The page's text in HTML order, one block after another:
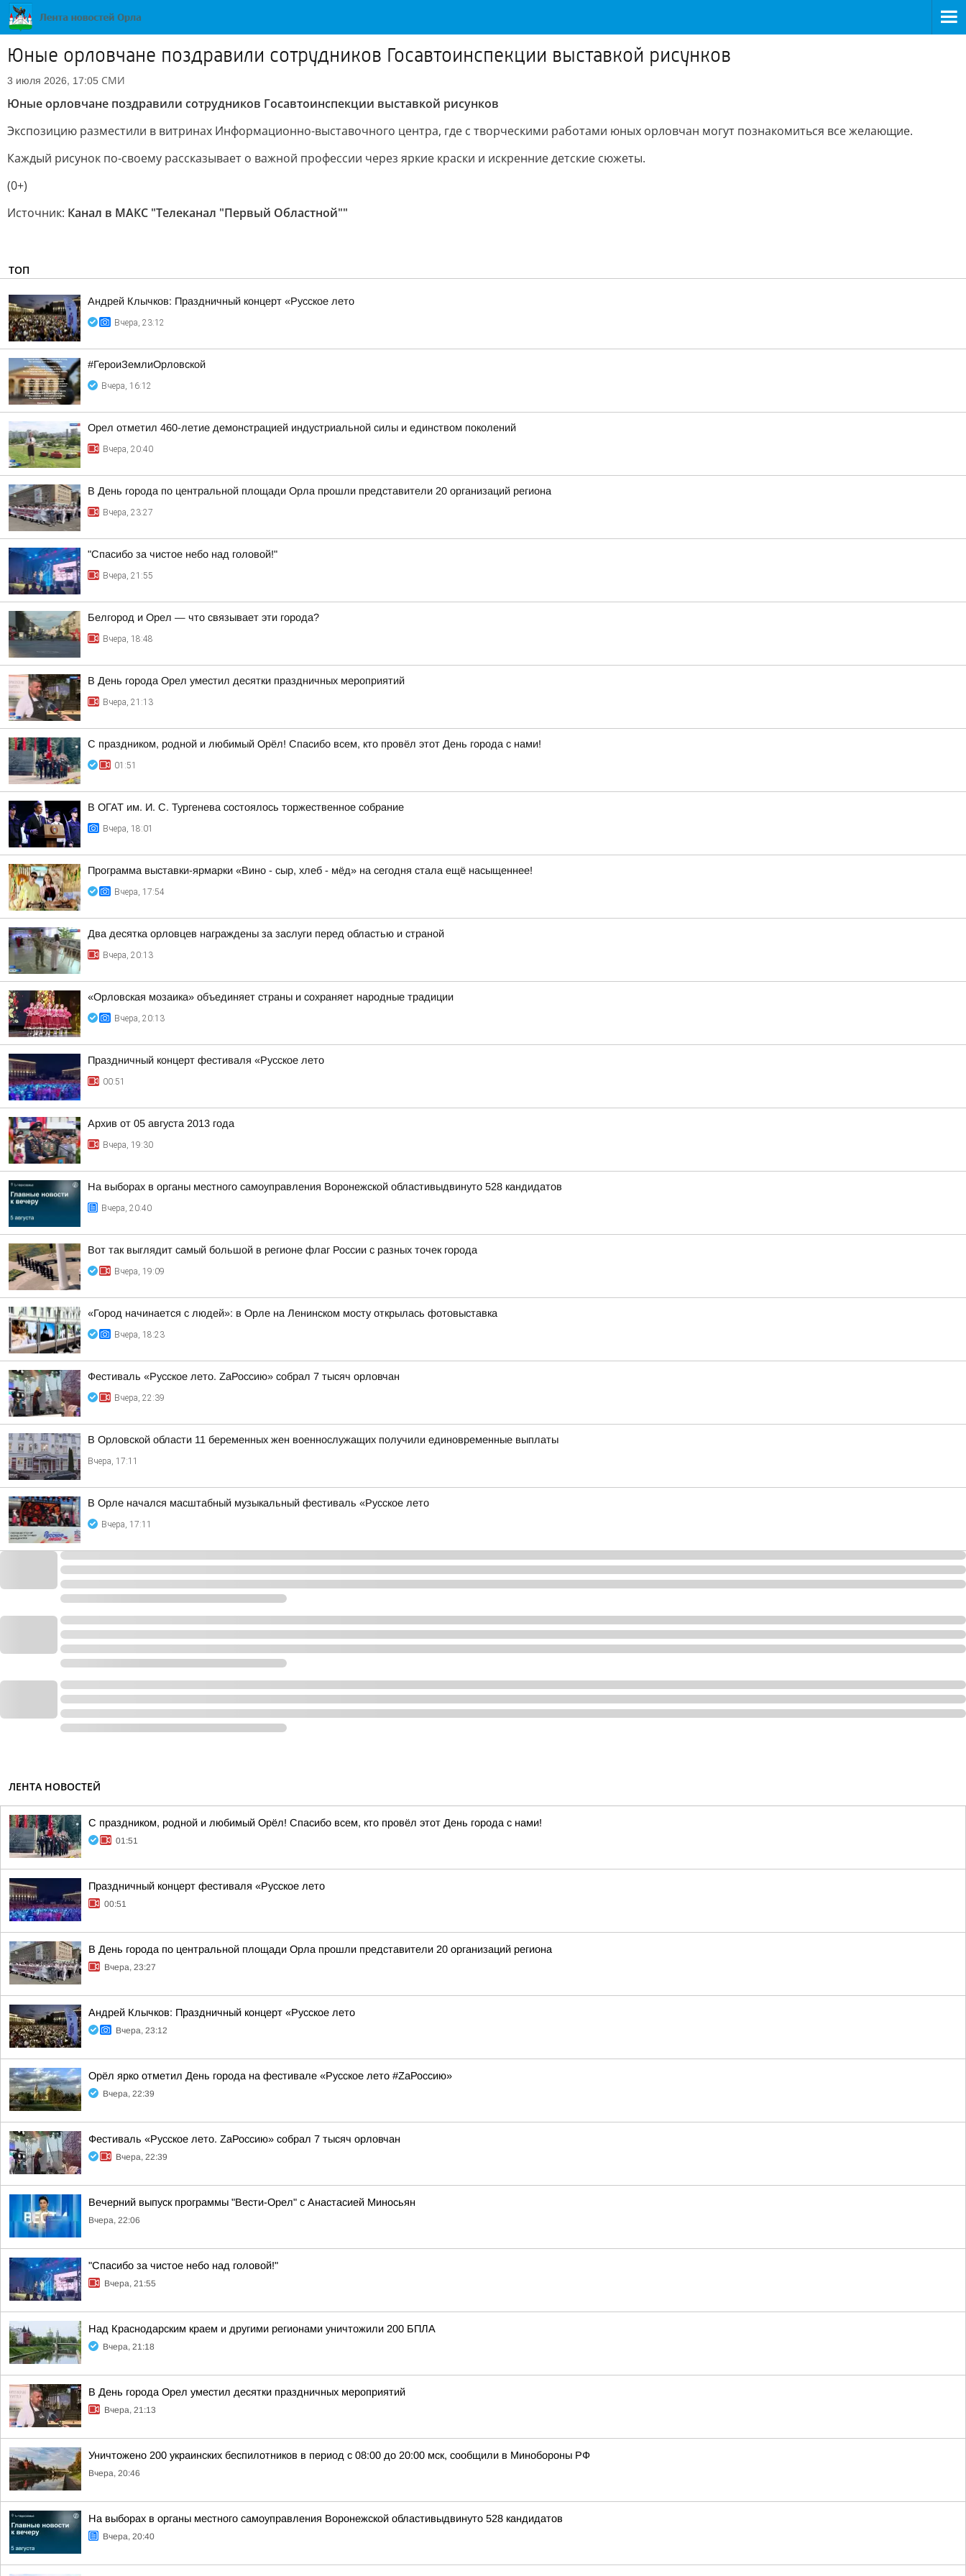
Юные орловчане поздравили сотрудников Госавтоинспекции выставкой рисунков
3 июля 2026, 17:05 СМИ
Юные орловчане поздравили сотрудников Госавтоинспекции выставкой рисунков
Экспозицию разместили в витринах Информационно-выставочного центра, где с творческими работами юных орловчан могут познакомиться все желающие.
Каждый рисунок по-своему рассказывает о важной профессии через яркие краски и искренние детские сюжеты.
(0+)
Источник: Канал в МАКС "Телеканал "Первый Областной""
ТОП
Андрей Клычков: Праздничный концерт «Русское лето
Вчера, 23:12
#ГероиЗемлиОрловской
Вчера, 16:12
Орел отметил 460-летие демонстрацией индустриальной силы и единством поколений
Вчера, 20:40
В День города по центральной площади Орла прошли представители 20 организаций региона
Вчера, 23:27
"Спасибо за чистое небо над головой!"
Вчера, 21:55
Белгород и Орел — что связывает эти города?
Вчера, 18:48
В День города Орел уместил десятки праздничных мероприятий
Вчера, 21:13
С праздником, родной и любимый Орёл! Спасибо всем, кто провёл этот День города с нами!
01:51
В ОГАТ им. И. С. Тургенева состоялось торжественное собрание
Вчера, 18:01
Программа выставки-ярмарки «Вино - сыр, хлеб - мёд» на сегодня стала ещё насыщеннее!
Вчера, 17:54
Два десятка орловцев награждены за заслуги перед областью и страной
Вчера, 20:13
«Орловская мозаика» объединяет страны и сохраняет народные традиции
Вчера, 20:13
Праздничный концерт фестиваля «Русское лето
00:51
Архив от 05 августа 2013 года
Вчера, 19:30
На выборах в органы местного самоуправления Воронежской областивыдвинуто 528 кандидатов
Вчера, 20:40
Вот так выглядит самый большой в регионе флаг России с разных точек города
Вчера, 19:09
«Город начинается с людей»: в Орле на Ленинском мосту открылась фотовыставка
Вчера, 18:23
Фестиваль «Русское лето. ZаРоссию» собрал 7 тысяч орловчан
Вчера, 22:39
В Орловской области 11 беременных жен военнослужащих получили единовременные выплаты
Вчера, 17:11
В Орле начался масштабный музыкальный фестиваль «Русское лето
Вчера, 17:11
ЛЕНТА НОВОСТЕЙ
С праздником, родной и любимый Орёл! Спасибо всем, кто провёл этот День города с нами!
01:51
Праздничный концерт фестиваля «Русское лето
00:51
В День города по центральной площади Орла прошли представители 20 организаций региона
Вчера, 23:27
Андрей Клычков: Праздничный концерт «Русское лето
Вчера, 23:12
Орёл ярко отметил День города на фестивале «Русское лето #ZaРоссию»
Вчера, 22:39
Фестиваль «Русское лето. ZаРоссию» собрал 7 тысяч орловчан
Вчера, 22:39
Вечерний выпуск программы "Вести-Орел" с Анастасией Миносьян
Вчера, 22:06
"Спасибо за чистое небо над головой!"
Вчера, 21:55
Над Краснодарским краем и другими регионами уничтожили 200 БПЛА
Вчера, 21:18
В День города Орел уместил десятки праздничных мероприятий
Вчера, 21:13
Уничтожено 200 украинских беспилотников в период с 08:00 до 20:00 мск, сообщили в Минобороны РФ
Вчера, 20:46
На выборах в органы местного самоуправления Воронежской областивыдвинуто 528 кандидатов
Вчера, 20:40